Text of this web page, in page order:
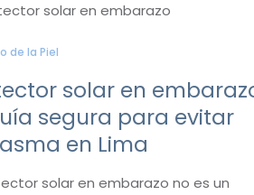
de la Piel
solar en
segura para evitar
en Lima
solar en embarazo no es un